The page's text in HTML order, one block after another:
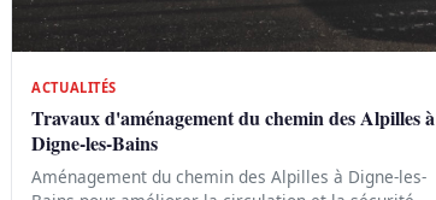
ACTUALITÉS
Travaux d'aménagement du chemin des Alpilles à
Digne-les-Bains
Aménagement du chemin des Alpilles à Digne-les-